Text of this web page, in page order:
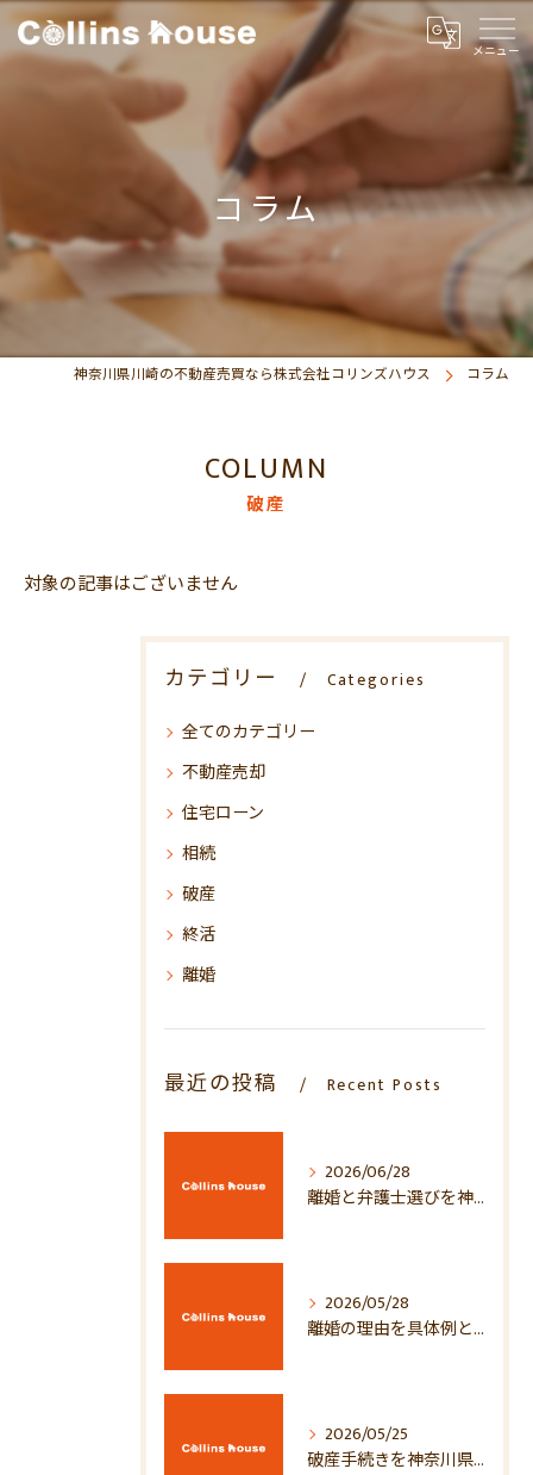
コラム
神奈川県川崎の不動産売買なら株式会社コリンズハウス コラム
COLUMN
破産
対象の記事はございません
カテゴリー Categories
全てのカテゴリー
不動産売却
住宅ローン
相続
破産
終活
離婚
最近の投稿 Recent Posts
2026/06/28
離婚と弁護士選びを神奈川県川崎市で失敗しないための無料相談と費用比較ガイド
2026/05/28
離婚の理由を具体例と双方の視点で徹底解説あなたの夫婦関係チェックリスト
2026/05/25
破産手続きを神奈川県川崎市川崎区で進める方法と無料相談の活用ポイント